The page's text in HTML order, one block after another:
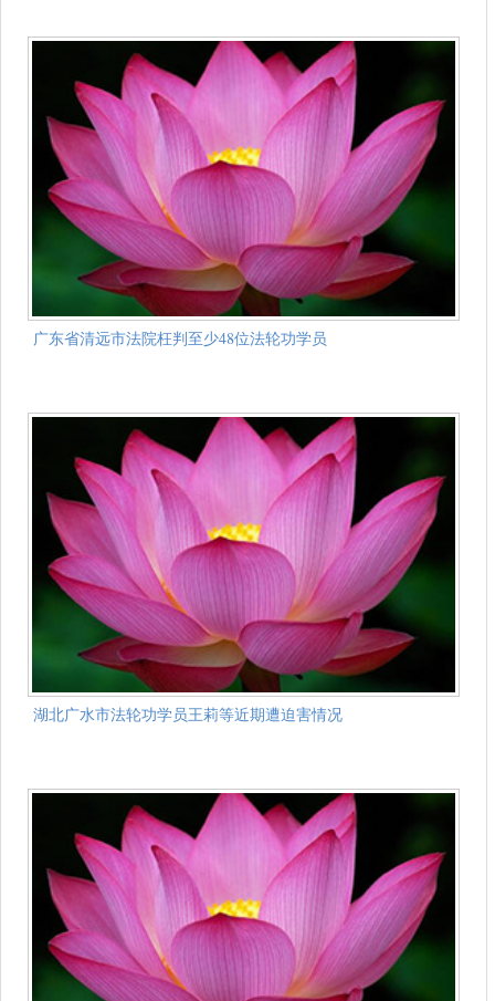
广东省清远市法院枉判至少48位法轮功学员
湖北广水市法轮功学员王莉等近期遭迫害情况